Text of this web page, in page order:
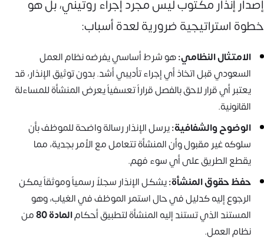
إصدار إنذار مكتوب ليس مجرد إجراء روتيني، بل هو
خطوة استراتيجية ضرورية لعدة أسباب:
الامتثال النظامي:هو شرط أساسي يفرضه نظام العمل
السعودي قبل اتخاذ أي إجراء تأديبي أشد. بدون توثيق الإنذار، قد
يعتبر أي قرار لاحق بالفصل قراراً تعسفياً يعرض المنشأة للمساءلة
القانونية.
الوضوح والشفافية:يرسل الإنذار رسالة واضحة للموظف بأن
سلوكه غير مقبول وأن المنشأة تتعامل مع الأمر بجدية، مما
يقطع الطريق على أي سوء فهم.
حفظ حقوق المنشأة:يشكل الإنذار سجلاً رسمياً وموثقاً يمكن
الرجوع إليه كدليل في حال استمر الموظف في الغياب، وهو
المستند الذي تستند إليه المنشأة لتطبيق أحكامالمادة 80
من
نظام العمل.